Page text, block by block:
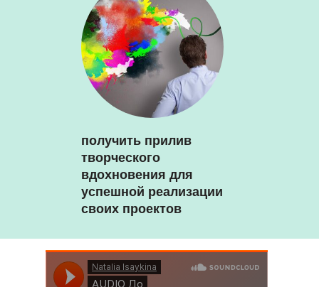
получить прилив
творческого
вдохновения для
успешной реализации
своих проектов